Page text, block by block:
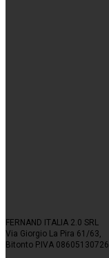
FERNAND ITALIA 2.0 SRL
Via Giorgio La Pira 61/63,
Bitonto P.IVA 08605130726